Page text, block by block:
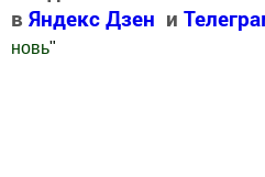
в Яндекс Дзен и
новь"